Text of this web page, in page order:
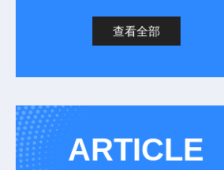
查看全部
ARTICLE